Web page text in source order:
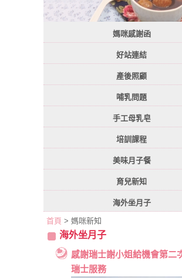
媽咪感謝函
好站連結
產後照顧
哺乳問題
手工母乳皂
培訓課程
美味月子餐
育兒新知
海外坐月子
首頁 > 媽咪新知
海外坐月子
感謝瑞士謝小姐給機會第二
瑞士服務